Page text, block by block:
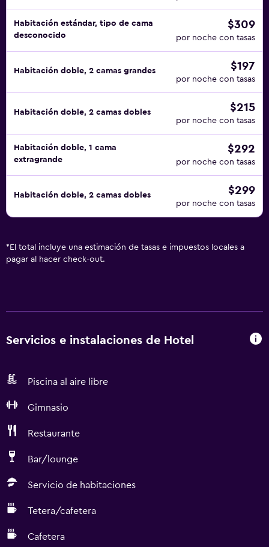
Habitación estándar, tipo de cama
desconocido
$309
por noche con tasas
Habitación doble, 2 camas grandes $197
por noche con tasas
Habitación doble, 2 camas dobles $215
por noche con tasas
Habitación doble, 1 cama
extragrande
$292
por noche con tasas
Habitación doble, 2 camas dobles $299
por noche con tasas
* El total incluye una estimación de tasas e impuestos locales a
pagar al hacer check-out.
Servicios e instalaciones de Hotel
Piscina al aire libre
Gimnasio
Restaurante
Bar/lounge
Servicio de habitaciones
Tetera/cafetera
Cafetera